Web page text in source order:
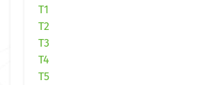
T1
T2
T3
T4
T5